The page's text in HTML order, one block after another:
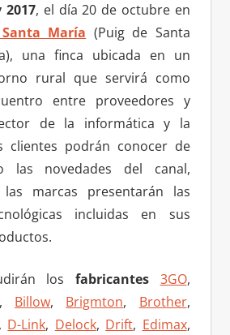
2017, el día 20 de octubre en
María (Puig de Santa
una finca ubicada en un
rural que servirá como
entre proveedores y
de la informática y la
clientes podrán conocer de
las novedades del canal,
marcas presentarán las
incluidas en sus
los fabricantes 3GO,
, Billow, Brigmton, Brother,
, D-Link, Delock, Drift, Edimax,